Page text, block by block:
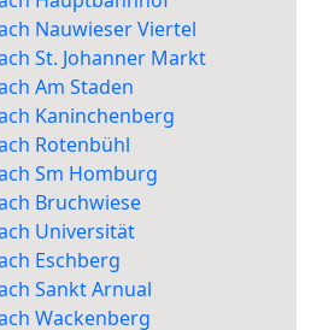
Nauwieser Viertel
St. Johanner Markt
Am Staden
Kaninchenberg
Rotenbühl
Sm Homburg
Bruchwiese
Universität
Eschberg
Sankt Arnual
Wackenberg